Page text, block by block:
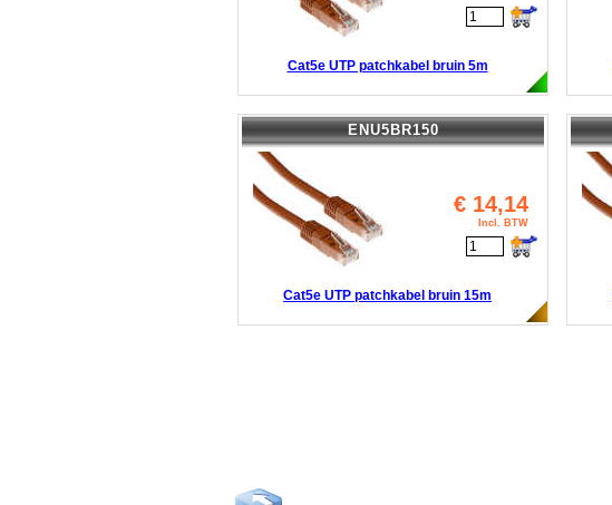
Cat5e UTP patchkabel bruin 5m
ENU5BR150
€ 14,14
Incl. BTW
Cat5e UTP patchkabel bruin 15m